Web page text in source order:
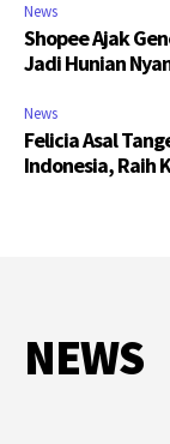
News
Shopee Ajak
Jadi Hunian
News
Felicia Asal
Indonesia, Raih
NEWS